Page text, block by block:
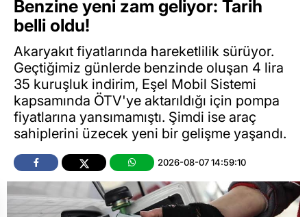
Benzine yeni zam geliyor: Tarih
belli oldu!
Akaryakıt fiyatlarında hareketlilik sürüyor.
Geçtiğimiz günlerde benzinde oluşan 4 lira
35 kuruşluk indirim, Eşel Mobil Sistemi
kapsamında ÖTV'ye aktarıldığı için pompa
fiyatlarına yansımamıştı. Şimdi ise araç
sahiplerini üzecek yeni bir gelişme yaşandı.
2026-08-07 14:59:10